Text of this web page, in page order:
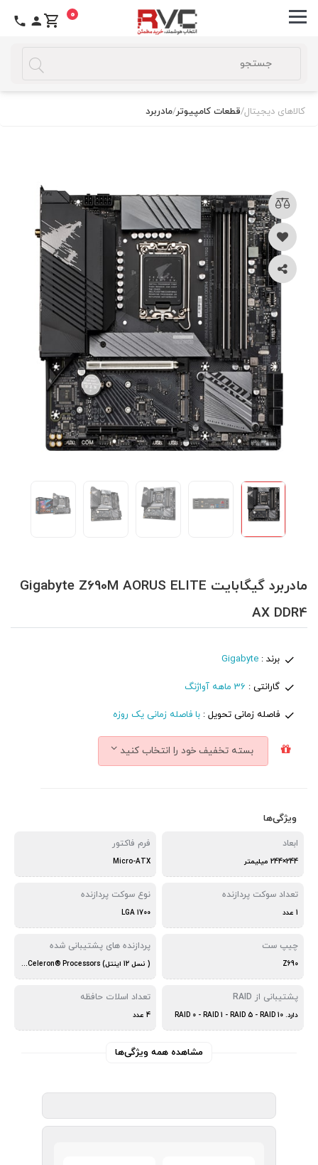
0
کالاهای دیجیتال/قطعات کامپیوتر/مادربرد
مادربرد گیگابایت Gigabyte Z690M AORUS ELITE
AX DDR4
برند :Gigabyte
گارانتی : 36 ماهه آواژنگ
فاصله زمانی تحویل : با فاصله زمانی یک روزه
بسته تخفیف خود را انتخاب کنید
ویژگی‌ها
ابعاد
244×244 میلیمتر
فرم فاکتور
Micro-ATX
تعداد سوکت پردازنده
1 عدد
نوع سوکت پردازنده
LGA 1700
چیپ ست
Z690
پردازنده های پشتیبانی شده
( نسل 12 اینتل) Support for 12th Generation Intel® Core™, Pentium® Gold and Celeron® Processors
پشتیبانی از RAID
دارد. RAID 0 - RAID 1 - RAID 5 - RAID 10
تعداد اسلات حافظه
4 عدد
مشاهده همه ویژگی‌ها